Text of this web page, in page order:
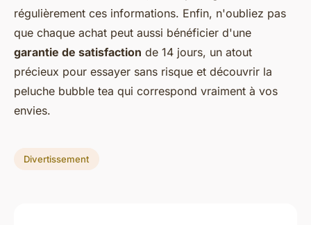
régulièrement ces informations. Enfin, n'oubliez pas
que chaque achat peut aussi bénéficier d'une
garantie de satisfaction de 14 jours, un atout
précieux pour essayer sans risque et découvrir la
peluche bubble tea qui correspond vraiment à vos
envies.
Divertissement